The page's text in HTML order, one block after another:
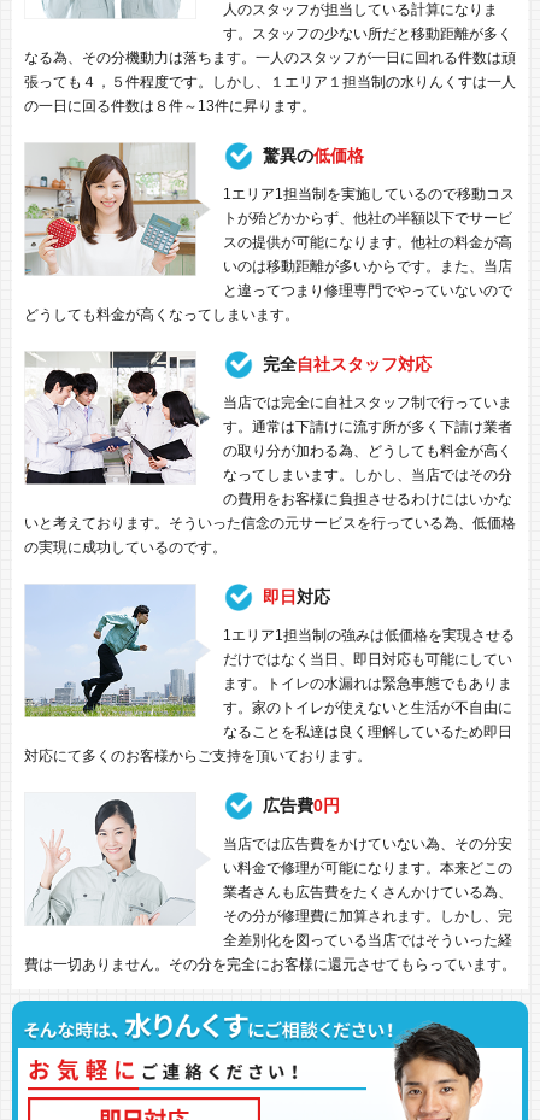
人のスタッフが担当している計算になりま
す。スタッフの少ない所だと移動距離が多く
なる為、その分機動力は落ちます。一人のスタッフが一日に回れる件数は頑
張っても４，５件程度です。しかし、１エリア１担当制の水りんくすは一人
の一日に回る件数は８件～13件に昇ります。
驚異の低価格
1エリア1担当制を実施しているので移動コス
トが殆どかからず、他社の半額以下でサービ
スの提供が可能になります。他社の料金が高
いのは移動距離が多いからです。また、当店
と違ってつまり修理専門でやっていないので
どうしても料金が高くなってしまいます。
完全自社スタッフ対応
当店では完全に自社スタッフ制で行っていま
す。通常は下請けに流す所が多く下請け業者
の取り分が加わる為、どうしても料金が高く
なってしまいます。しかし、当店ではその分
の費用をお客様に負担させるわけにはいかな
いと考えております。そういった信念の元サービスを行っている為、低価格
の実現に成功しているのです。
即日対応
1エリア1担当制の強みは低価格を実現させる
だけではなく当日、即日対応も可能にしてい
ます。トイレの水漏れは緊急事態でもありま
す。家のトイレが使えないと生活が不自由に
なることを私達は良く理解しているため即日
対応にて多くのお客様からご支持を頂いております。
広告費0円
当店では広告費をかけていない為、その分安
い料金で修理が可能になります。本来どこの
業者さんも広告費をたくさんかけている為、
その分が修理費に加算されます。しかし、完
全差別化を図っている当店ではそういった経
費は一切ありません。その分を完全にお客様に還元させてもらっています。